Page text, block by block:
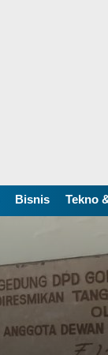
Bisnis Tekno